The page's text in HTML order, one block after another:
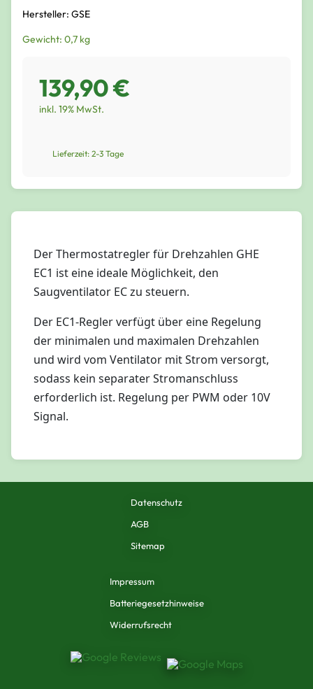
Hersteller: GSE
Gewicht: 0,7 kg
139,90 €
inkl. 19% MwSt.
Lieferzeit: 2-3 Tage
Der Thermostatregler für Drehzahlen GHE
EC1 ist eine ideale Möglichkeit, den
Saugventilator EC zu steuern.
Der EC1-Regler verfügt über eine Regelung
der minimalen und maximalen Drehzahlen
und wird vom Ventilator mit Strom versorgt,
sodass kein separater Stromanschluss
erforderlich ist. Regelung per PWM oder 10V
Signal.
Datenschutz
AGB
Sitemap
Impressum
Batteriegesetzhinweise
Widerrufsrecht